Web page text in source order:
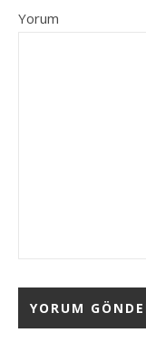
Yorum